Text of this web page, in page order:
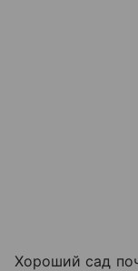
Хороший сад